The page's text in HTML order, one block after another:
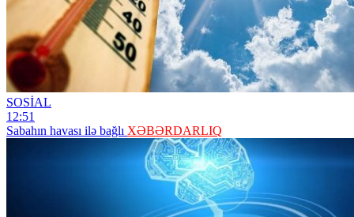
SOSİAL
12:51
Sabahın havası ilə bağlı XƏBƏRDARLIQ